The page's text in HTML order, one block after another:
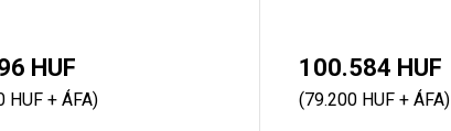
HUF
HUF + ÁFA)
100.584 HUF
(79.200 HUF + ÁFA)